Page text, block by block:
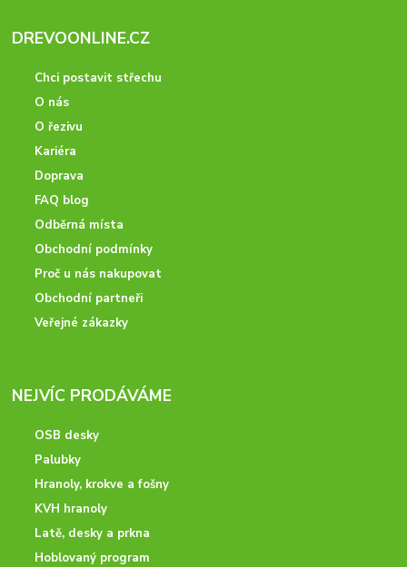
DREVOONLINE.CZ
Chci postavit střechu
O nás
O řezivu
Kariéra
Doprava
FAQ blog
Odběrná místa
Obchodní podmínky
Proč u nás nakupovat
Obchodní partneři
Veřejné zákazky
NEJVÍC PRODÁVÁME
OSB desky
Palubky
Hranoly, krokve a fošny
KVH hranoly
Latě, desky a prkna
Hoblovaný program